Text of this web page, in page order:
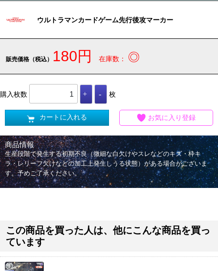
ウルトラマンカードゲーム先行後攻マーカー
販売価格（税込） 180円 在庫数： ◎
購入枚数 枚
カートに入れる お気に入り登録
商品情報
生産段階で発生する初期不良（微細な白欠けやスレなどのキズ・枠キ
ラ・レリーフ欠けなどの加工上発生しうる状態）がある場合がございま
す。予めご了承ください。
この商品を買った人は、他にこんな商品を買っ
ています